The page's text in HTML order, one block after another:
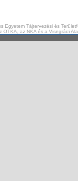
Egyetem Tájtervezési és
OTKA, az NKA és a Visegrádi